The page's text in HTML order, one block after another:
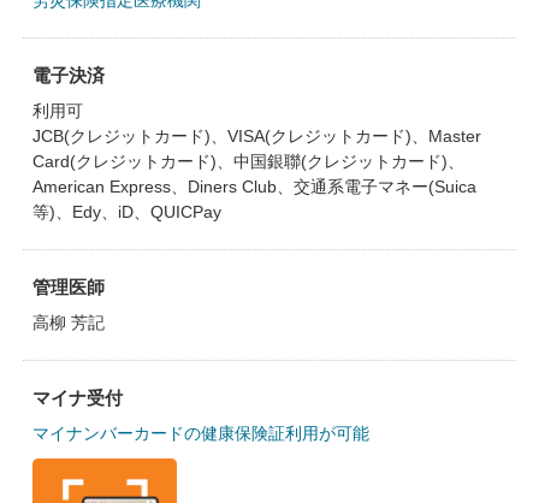
電子決済
利用可
JCB(クレジットカード)、VISA(クレジットカード)、Master
Card(クレジットカード)、中国銀聯(クレジットカード)、
American Express、Diners Club、交通系電子マネー(Suica
等)、Edy、iD、QUICPay
管理医師
高柳 芳記
マイナ受付
マイナンバーカードの健康保険証利用が可能